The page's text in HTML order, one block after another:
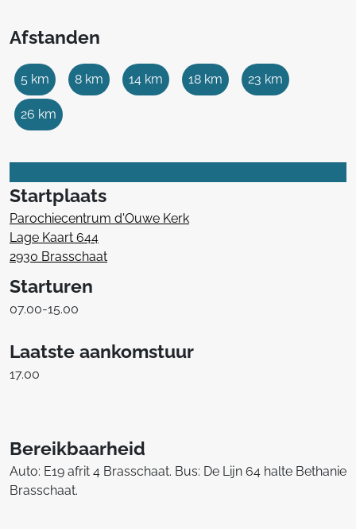
Afstanden
5 km 8 km 14 km 18 km 23 km
26 km
Startplaats
Parochiecentrum d'Ouwe Kerk
Lage Kaart 644
2930 Brasschaat
Starturen
07.00-15.00
Laatste aankomstuur
17.00
Bereikbaarheid
Auto: E19 afrit 4 Brasschaat. Bus: De Lijn 64 halte Bethanie
Brasschaat.